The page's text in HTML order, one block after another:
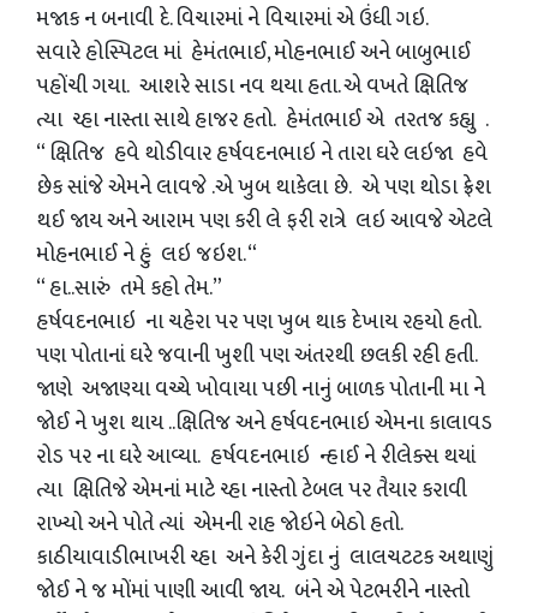
મજાક ન બનાવી દે. વિચારમાં ને વિચારમાં એ ઉંધી ગઇ.
સવારે હોસ્પિટલ માં હેમંતભાઈ, મોહનભાઈ અને બાબુભાઈ
પહોંચી ગયા. આશરે સાડા નવ થયા હતા. એ વખતે ક્ષિતિજ
ત્યા ચ્હા નાસ્તા સાથે હાજર હતો. હેમંતભાઈ એ તરતજ કહ્યુ .
“ ક્ષિતિજ હવે થોડીવાર હર્ષવદનભાઇ ને તારા ઘરે લઇજા હવે
છેક સાંજે એમને લાવજે .એ ખુબ થાકેલા છે. એ પણ થોડા ફ્રેશ
થઈ જાય અને આરામ પણ કરી લે ફરી રાત્રે લઇ આવજે એટલે
મોહનભાઈ ને હું લઇ જઇશ. “
“ હા..સારું તમે કહો તેમ.”
હર્ષવદનભાઇ ના ચહેરા પર પણ ખુબ થાક દેખાય રહયો હતો.
પણ પોતાનાં ઘરે જવાની ખુશી પણ અંતરથી છલકી રહી હતી.
જાણે અજાણ્યા વચ્ચે ખોવાયા પછી નાનું બાળક પોતાની મા ને
જોઈ ને ખુશ થાય ..ક્ષિતિજ અને હર્ષવદનભાઇ એમના કાલાવડ
રોડ પર ના ઘરે આવ્યા. હર્ષવદનભાઇ ન્હાઈ ને રીલેક્સ થયાં
ત્યા ક્ષિતિજે એમનાં માટે ચ્હા નાસ્તો ટેબલ પર તૈયાર કરાવી
રાખ્યો અને પોતે ત્યાં એમની રાહ જોઇને બેઠો હતો.
કાઠીયાવાડીભાખરી ચ્હા અને કેરી ગુંદા નું લાલચટટક અથાણું
જોઈ ને જ મોંમાં પાણી આવી જાય. બંને એ પેટભરીને નાસ્તો